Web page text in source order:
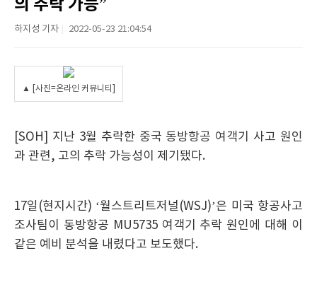
의 추락 가능”
하지성 기자 2022-05-23 21:04:54
▲ [사진=온라인 커뮤니티]
[SOH] 지난 3월 추락한 중국 동방항공 여객기 사고 원인
과 관련, 고의 추락 가능성이 제기됐다.
17일(현지시간) ‘월스트리트저널(WSJ)’은 미국 항공사고
조사팀이 동방항공 MU5735 여객기 추락 원인에 대해 이
같은 예비 분석을 내렸다고 보도했다.